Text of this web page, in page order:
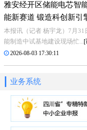
雅安经开区储能电芯智
能新赛道 锻造科创新引
本报讯（记者 杨宇龙）7月
能制造中试基地建设现场忙...
2026-08-03 17:30:11
业务系统